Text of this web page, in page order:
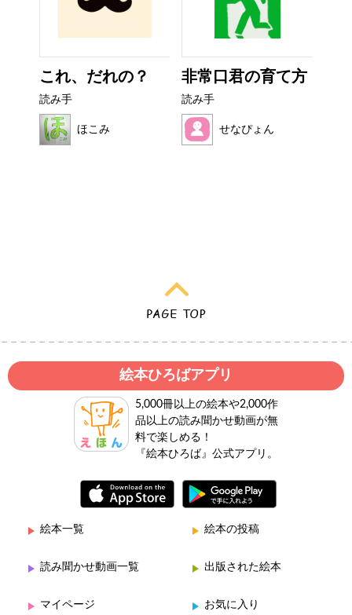
これ、だれの？
読み手
ほこみ
非常口君の育て方
読み手
せなぴょん
絵本ひろばアプリ
5,000冊以上の絵本や2,000作
品以上の読み聞かせ動画が無
料で楽しめる！
『絵本ひろば』公式アプリ。
絵本一覧 絵本の投稿
読み聞かせ動画一覧 出版された絵本
マイページ お気に入り